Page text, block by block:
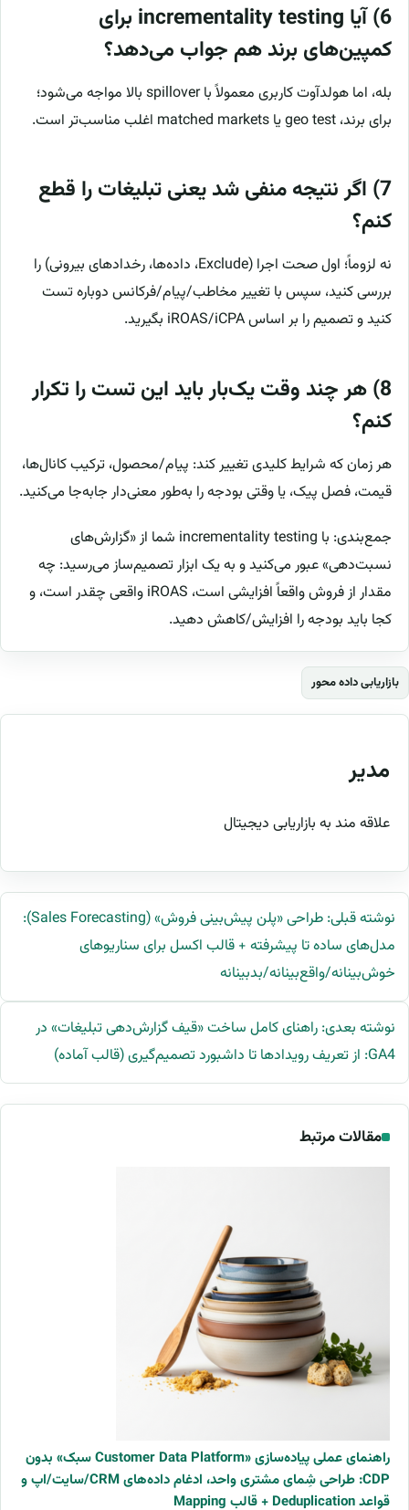
6) آیا incrementality testing برای
کمپین‌های برند هم جواب می‌دهد؟
بله، اما هولدآوت کاربری معمولاً با spillover بالا مواجه می‌شود؛
برای برند، geo test یا matched markets اغلب مناسب‌تر است.
7) اگر نتیجه منفی شد یعنی تبلیغات را قطع
کنم؟
نه لزوماً؛ اول صحت اجرا (Exclude، داده‌ها، رخدادهای بیرونی) را
بررسی کنید، سپس با تغییر مخاطب/پیام/فرکانس دوباره تست
کنید و تصمیم را بر اساس iROAS/iCPA بگیرید.
8) هر چند وقت یک‌بار باید این تست را تکرار
کنم؟
هر زمان که شرایط کلیدی تغییر کند: پیام/محصول، ترکیب کانال‌ها،
قیمت، فصل پیک، یا وقتی بودجه را به‌طور معنی‌دار جابه‌جا می‌کنید.
جمع‌بندی: با incrementality testing شما از «گزارش‌های
نسبت‌دهی» عبور می‌کنید و به یک ابزار تصمیم‌ساز می‌رسید: چه
مقدار از فروش واقعاً افزایشی است، iROAS واقعی چقدر است، و
کجا باید بودجه را افزایش/کاهش دهید.
بازاریابی داده محور
مدیر
علاقه مند به بازاریابی دیجیتال
نوشته قبلی: طراحی «پلن پیش‌بینی فروش» (Sales Forecasting):
مدل‌های ساده تا پیشرفته + قالب اکسل برای سناریوهای
خوش‌بینانه/واقع‌بینانه/بدبینانه
نوشته بعدی: راهنای کامل ساخت «قیف گزارش‌دهی تبلیغات» در
GA4: از تعریف رویدادها تا داشبورد تصمیم‌گیری (قالب آماده)
مقالات مرتبط
راهنمای عملی پیاده‌سازی «Customer Data Platform سبک» بدون
CDP: طراحی شِمای مشتری واحد، ادغام داده‌های CRM/سایت/اپ و
قواعد Deduplication + قالب Mapping